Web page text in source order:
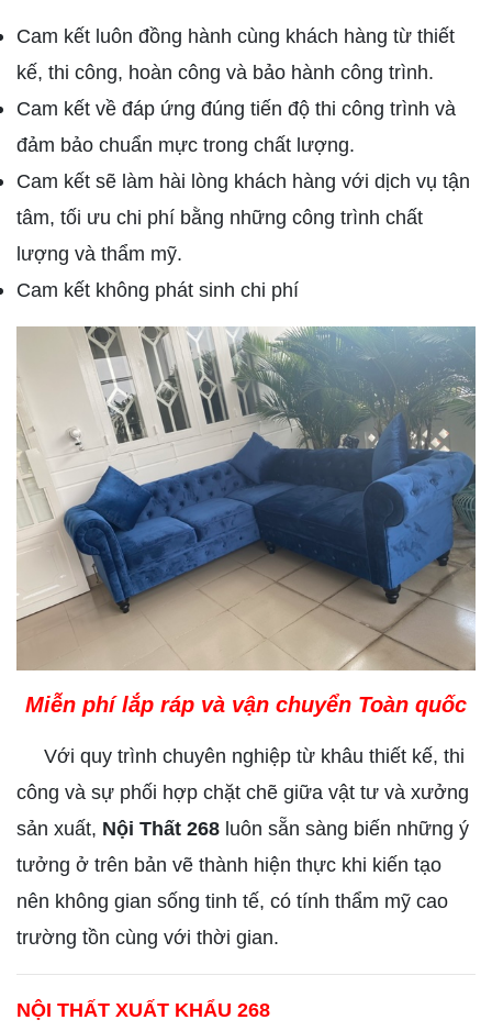
Cam kết luôn đồng hành cùng khách hàng từ thiết
kế, thi công, hoàn công và bảo hành công trình.
Cam kết về đáp ứng đúng tiến độ thi công trình và
đảm bảo chuẩn mực trong chất lượng.
Cam kết sẽ làm hài lòng khách hàng với dịch vụ tận
tâm, tối ưu chi phí bằng những công trình chất
lượng và thẩm mỹ.
Cam kết không phát sinh chi phí
Miễn phí lắp ráp và vận chuyển Toàn quốc
Với quy trình chuyên nghiệp từ khâu thiết kế, thi
công và sự phối hợp chặt chẽ giữa vật tư và xưởng
sản xuất, Nội Thất 268 luôn sẵn sàng biến những ý
tưởng ở trên bản vẽ thành hiện thực khi kiến tạo
nên không gian sống tinh tế, có tính thẩm mỹ cao
trường tồn cùng với thời gian.
NỘI THẤT XUẤT KHẨU 268